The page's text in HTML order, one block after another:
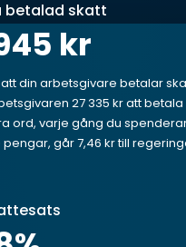
betalad skatt
kr
din arbetsgivare betalar
27 335 kr att betala
ord, varje gång du
går 7,46 kr till